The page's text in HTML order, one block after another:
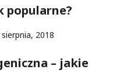
popularne?
2018
– jakie